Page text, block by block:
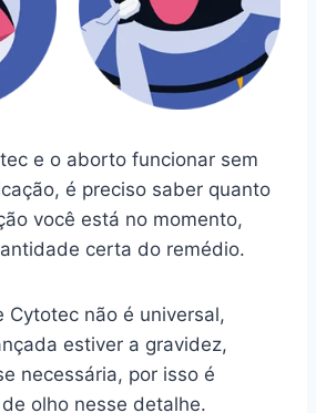
e o aborto funcionar sem
é preciso saber quanto
você está no momento,
certa do remédio.
Cytotec não é universal,
estiver a gravidez,
necessária, por isso é
olho nesse detalhe.